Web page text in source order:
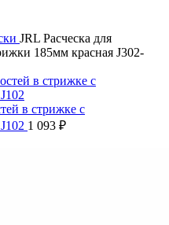
JRL Расческа для
185мм красная J302-
в стрижке с
1 093 ₽